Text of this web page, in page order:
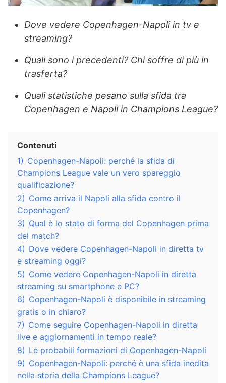
Dove vedere Copenhagen-Napoli in tv e
streaming?
Quali sono i precedenti? Chi soffre di più in
trasferta?
Quali statistiche pesano sulla sfida tra
Copenhagen e Napoli in Champions League?
Contenuti
1) Copenhagen-Napoli: perché la sfida di
Champions League vale un vero spareggio
qualificazione?
2) Come arriva il Napoli alla sfida contro il
Copenhagen?
3) Qual è lo stato di forma del Copenhagen prima
del match?
4) Dove vedere Copenhagen-Napoli in diretta tv
e streaming oggi?
5) Come vedere Copenhagen-Napoli in diretta
streaming su smartphone e PC?
6) Copenhagen-Napoli è disponibile in streaming
gratis o in chiaro?
7) Come seguire Copenhagen-Napoli in diretta
live e aggiornamenti in tempo reale?
8) Le probabili formazioni di Copenhagen-Napoli
9) Copenhagen-Napoli: perché è una sfida inedita
nella storia della Champions League?